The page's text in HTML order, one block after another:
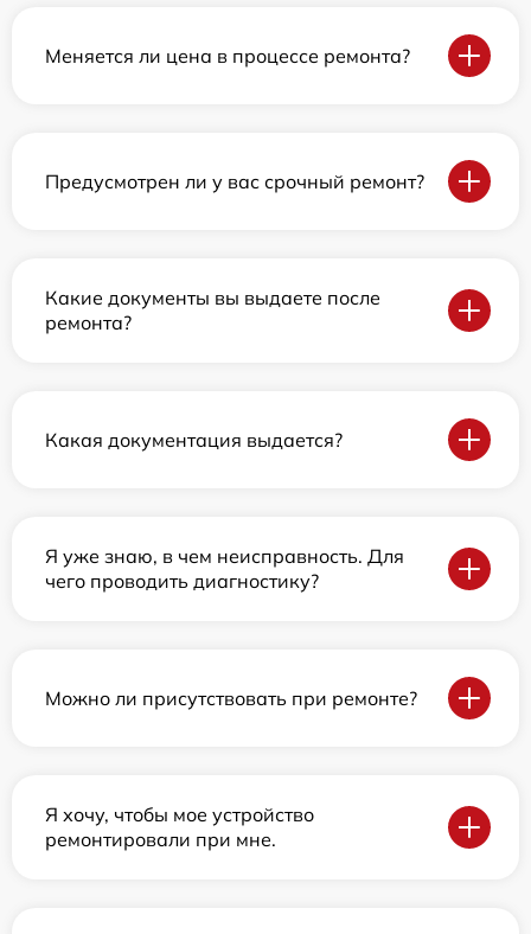
Меняется ли цена в процессе ремонта?
Предусмотрен ли у вас срочный ремонт?
Какие документы вы выдаете после
ремонта?
Какая документация выдается?
Я уже знаю, в чем неисправность. Для
чего проводить диагностику?
Можно ли присутствовать при ремонте?
Я хочу, чтобы мое устройство
ремонтировали при мне.